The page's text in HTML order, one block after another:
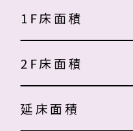
1F床面積
2F床面積
延床面積